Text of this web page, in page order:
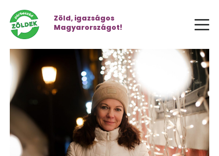
Zöld, igazságos
Magyarországot!